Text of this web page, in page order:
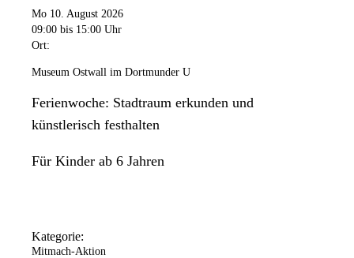
Mo 10. August 2026
09:00 bis 15:00 Uhr
Ort:
Museum Ostwall im Dortmunder U
Ferienwoche: Stadtraum erkunden und
künstlerisch festhalten
Für Kinder ab 6 Jahren
Kategorie:
Mitmach-Aktion